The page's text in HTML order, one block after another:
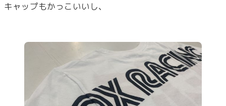
キャップもかっこいいし、